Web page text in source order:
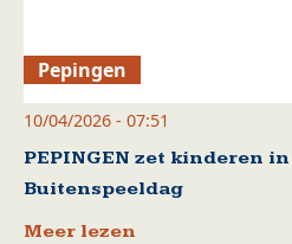
Pepingen
10/04/2026 - 07:51
PEPINGEN zet kinderen
Buitenspeeldag
Meer lezen